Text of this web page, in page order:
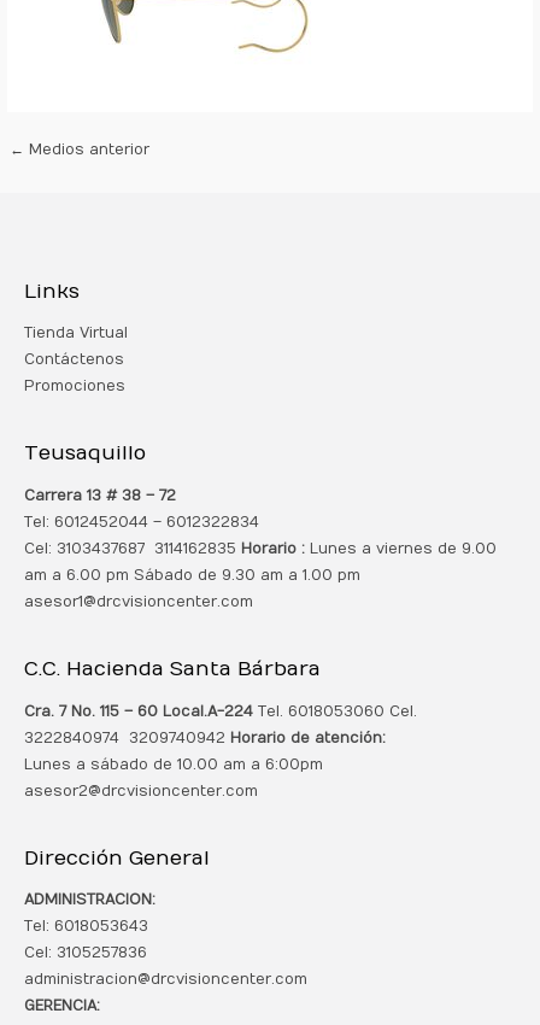
← Medios anterior
Links
Tienda Virtual
Contáctenos
Promociones
Teusaquillo
Carrera 13 # 38 – 72
Tel: 6012452044 – 6012322834
Cel: 3103437687 3114162835 Horario : Lunes a viernes de 9.00
am a 6.00 pm Sábado de 9.30 am a 1.00 pm
asesor1@drcvisioncenter.com
C.C. Hacienda Santa Bárbara
Cra. 7 No. 115 – 60 Local.A-224 Tel. 6018053060 Cel.
3222840974 3209740942 Horario de atención:
Lunes a sábado de 10.00 am a 6:00pm
asesor2@drcvisioncenter.com
Dirección General
ADMINISTRACION:
Tel: 6018053643
Cel: 3105257836
administracion@drcvisioncenter.com
GERENCIA: